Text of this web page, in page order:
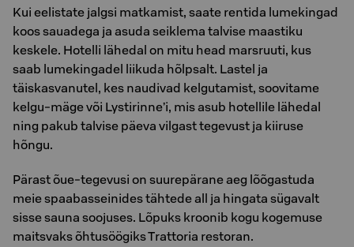
Kui eelistate jalgsi matkamist, saate rentida lumekingad
koos sauadega ja asuda seiklema talvise maastiku
keskele. Hotelli lähedal on mitu head marsruuti, kus
saab lumekingadel liikuda hõlpsalt. Lastel ja
täiskasvanutel, kes naudivad kelgutamist, soovitame
kelgu-mäge või Lystirinne’i, mis asub hotellile lähedal
ning pakub talvise päeva vilgast tegevust ja kiiruse
hõngu.
Pärast õue-tegevusi on suurepärane aeg lõõgastuda
meie spaabasseinides tähtede all ja hingata sügavalt
sisse sauna soojuses. Lõpuks kroonib kogu kogemuse
maitsvaks õhtusöögiks Trattoria restoran.